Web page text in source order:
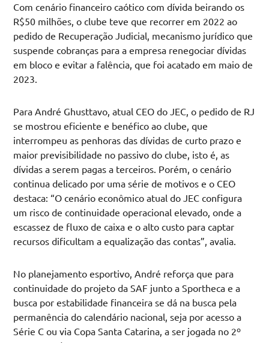
Com cenário financeiro caótico com dívida beirando os
R$50 milhões, o clube teve que recorrer em 2022 ao
pedido de Recuperação Judicial, mecanismo jurídico que
suspende cobranças para a empresa renegociar dívidas
em bloco e evitar a falência, que foi acatado em maio de
2023.
Para André Ghusttavo, atual CEO do JEC, o pedido de RJ
se mostrou eficiente e benéfico ao clube, que
interrompeu as penhoras das dívidas de curto prazo e
maior previsibilidade no passivo do clube, isto é, as
dívidas a serem pagas a terceiros. Porém, o cenário
continua delicado por uma série de motivos e o CEO
destaca: “O cenário econômico atual do JEC configura
um risco de continuidade operacional elevado, onde a
escassez de fluxo de caixa e o alto custo para captar
recursos dificultam a equalização das contas”, avalia.
No planejamento esportivo, André reforça que para
continuidade do projeto da SAF junto a Sportheca e a
busca por estabilidade financeira se dá na busca pela
permanência do calendário nacional, seja por acesso a
Série C ou via Copa Santa Catarina, a ser jogada no 2º